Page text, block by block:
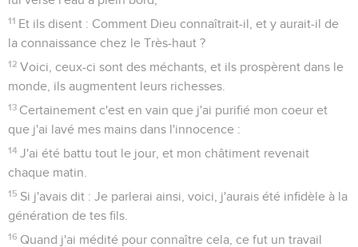
Psaumes 74
Seuls les Évangiles sont disponibles en vidéo pour le moment.
C'est Dieu qui est juge
1 Pourquoi, ô Dieu, nous as-tu rejetés pour toujours, et ta
colère fume-t-elle contre le troupeau de ta pâture ?
2 Souviens-toi de ton assemblée, que tu as acquise autrefois,
que tu as rachetée pour être la portion de ton héritage, -de la